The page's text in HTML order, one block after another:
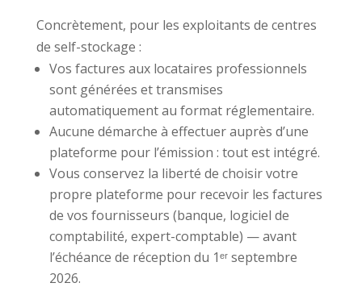
Concrètement, pour les exploitants de centres
de self-stockage :
Vos factures aux locataires professionnels
sont générées et transmises
automatiquement au format réglementaire.
Aucune démarche à effectuer auprès d’une
plateforme pour l’émission : tout est intégré.
Vous conservez la liberté de choisir votre
propre plateforme pour recevoir les factures
de vos fournisseurs (banque, logiciel de
comptabilité, expert-comptable) — avant
l’échéance de réception du 1ᵉʳ septembre
2026.